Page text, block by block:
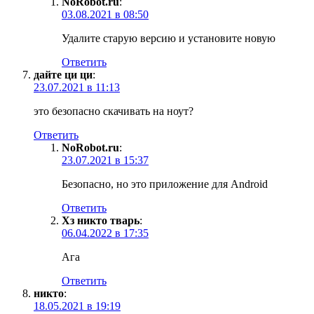
03.08.2021 в 08:50
Удалите старую версию и установите новую
Ответить
дайте ци ци:
23.07.2021 в 11:13
это безопасно скачивать на ноут?
Ответить
NoRobot.ru:
23.07.2021 в 15:37
Безопасно, но это приложение для Android
Ответить
Хз никто тварь:
06.04.2022 в 17:35
Ага
Ответить
никто:
18.05.2021 в 19:19